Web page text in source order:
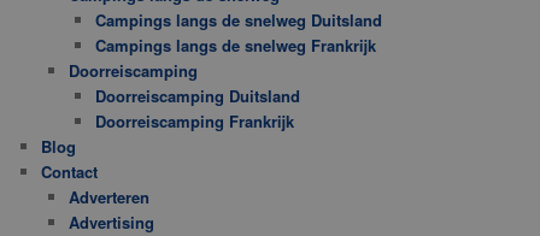
Campings langs de snelweg Duitsland
Campings langs de snelweg Frankrijk
Doorreiscamping
Doorreiscamping Duitsland
Doorreiscamping Frankrijk
Blog
Contact
Adverteren
Advertising